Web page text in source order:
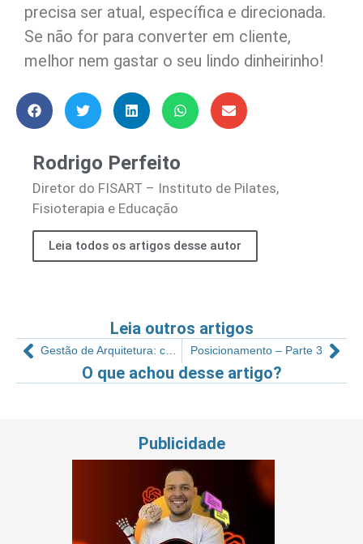
precisa ser atual, específica e direcionada.
Se não for para converter em cliente,
melhor nem gastar o seu lindo dinheirinho!
Rodrigo Perfeito
Diretor do FISART – Instituto de Pilates,
Fisioterapia e Educação
Leia todos os artigos desse autor
Leia outros artigos
Posicionamento – Parte 3
O que achou desse artigo?
Publicidade